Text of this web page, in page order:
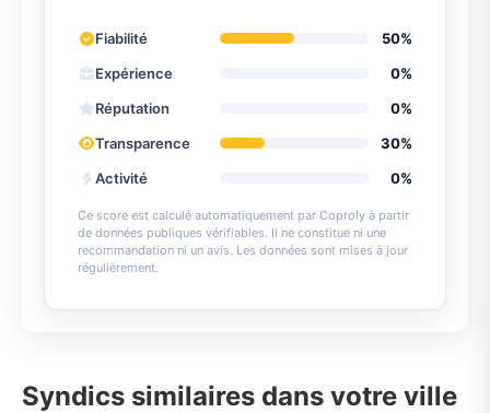
Fiabilité
50%
Expérience
0%
Réputation
0%
Transparence
30%
Activité
0%
Ce score est calculé automatiquement par Coproly à partir
de données publiques vérifiables. Il ne constitue ni une
recommandation ni un avis. Les données sont mises à jour
régulièrement.
Syndics similaires dans votre ville